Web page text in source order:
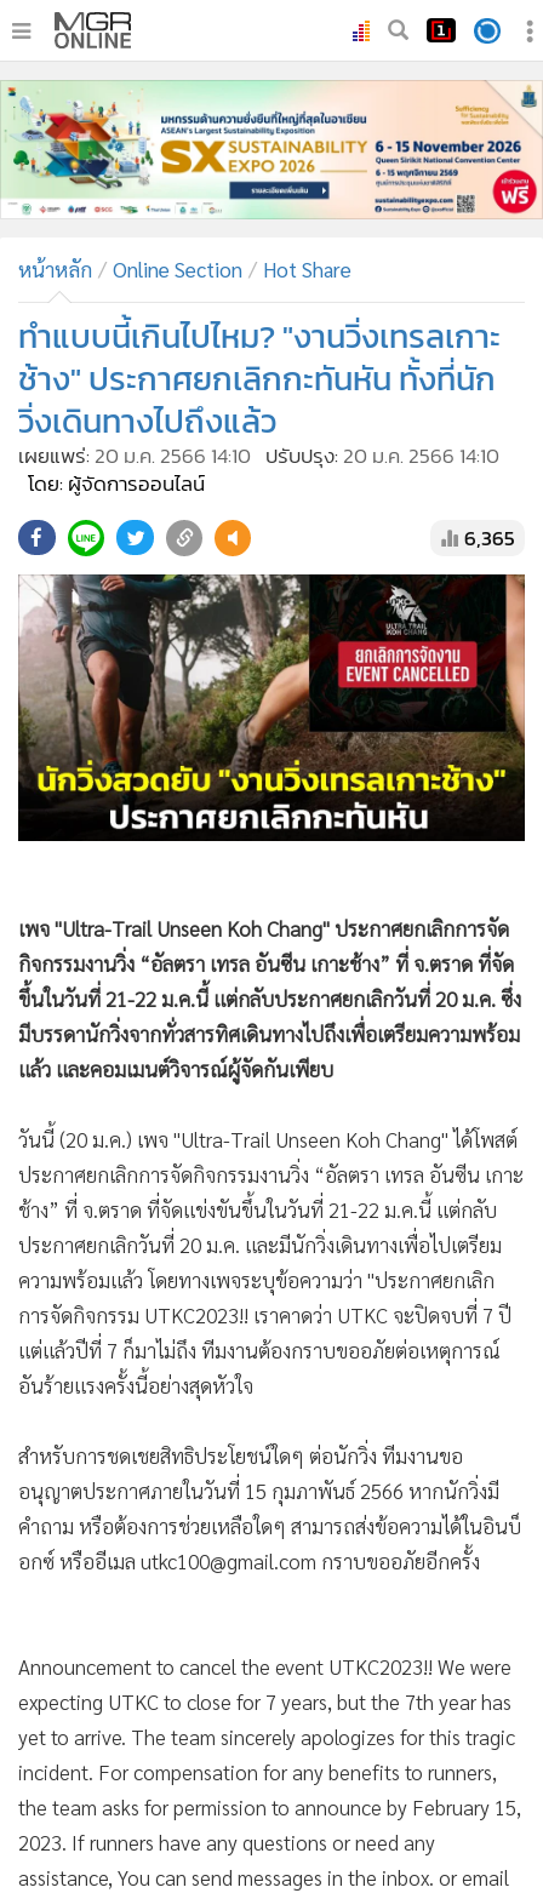
•
• ทันเหตุการณ์
• ภาคใต้
• ภูมิภาค
• บันเทิง
ผู้จัดการรายวัน
• คอลัมนิสต์
• ละคร
• CbizReview
• Cyber BIZ
• Good health & Well-being
• Green Innovation & SD
•
Management & HR
•
MGR Live
•
Infographic
• การเมือง
• ท่องเที่ยว
กีฬา
• ต่างประเทศ
• เศรษฐกิจ-ธุรกิจ
• จีน
• ชุมชน-คุณภาพชีวิต
• อาชญากรรม
• Motoring
• วิทยาศาสตร์
• SMEs
• หุ้น
• อินโดจีน
• กองทุนรวม
• Celeb Online
•
Factcheck
•
News1
• Gotomanager
หน้าหลัก Online Section Hot Share
ทำแบบนี้เกินไปไหม? "งานวิ่งเทรลเกาะ
ช้าง" ประกาศยกเลิกกะทันหัน ทั้งที่นัก
วิ่งเดินทางไปถึงแล้ว
เผยแพร่: 20 ม.ค. 2566 14:10 ปรับปรุง: 20 ม.ค. 2566 14:10
โดย: ผู้จัดการออนไลน์
6,365
เพจ "Ultra-Trail Unseen Koh Chang" ประกาศยกเลิกการจัด
กิจกรรมงานวิ่ง “อัลตรา เทรล อันซีน เกาะช้าง” ที่ จ.ตราด ที่จัด
ขึ้นในวันที่ 21-22 ม.ค.นี้ แต่กลับประกาศยกเลิกวันที่ 20 ม.ค. ซึ่ง
มีบรรดานักวิ่งจากทั่วสารทิศเดินทางไปถึงเพื่อเตรียมความพร้อม
แล้ว และคอมเมนต์วิจารณ์ผู้จัดกันเพียบ
วันนี้ (20 ม.ค.) เพจ "Ultra-Trail Unseen Koh Chang" ได้โพสต์
ประกาศยกเลิกการจัดกิจกรรมงานวิ่ง “อัลตรา เทรล อันซีน เกาะ
ช้าง” ที่ จ.ตราด ที่จัดแข่งขันขึ้นในวันที่ 21-22 ม.ค.นี้ แต่กลับ
ประกาศยกเลิกวันที่ 20 ม.ค. และมีนักวิ่งเดินทางเพื่อไปเตรียม
ความพร้อมแล้ว โดยทางเพจระบุข้อความว่า "ประกาศยกเลิก
การจัดกิจกรรม UTKC2023!! เราคาดว่า UTKC จะปิดจบที่ 7 ปี
แต่แล้วปีที่ 7 ก็มาไม่ถึง ทีมงานต้องกราบขออภัยต่อเหตุการณ์
อันร้ายแรงครั้งนี้อย่างสุดหัวใจ
สำหรับการชดเชยสิทธิประโยชน์ใดๆ ต่อนักวิ่ง ทีมงานขอ
อนุญาตประกาศภายในวันที่ 15 กุมภาพันธ์ 2566 หากนักวิ่งมี
คำถาม หรือต้องการช่วยเหลือใดๆ สามารถส่งข้อความได้ในอินบ็
อกซ์ หรืออีเมล utkc100@gmail.com กราบขออภัยอีกครั้ง
Announcement to cancel the event UTKC2023!! We were
expecting UTKC to close for 7 years, but the 7th year has
yet to arrive. The team sincerely apologizes for this tragic
incident. For compensation for any benefits to runners,
the team asks for permission to announce by February 15,
2023. If runners have any questions or need any
assistance, You can send messages in the inbox. or email